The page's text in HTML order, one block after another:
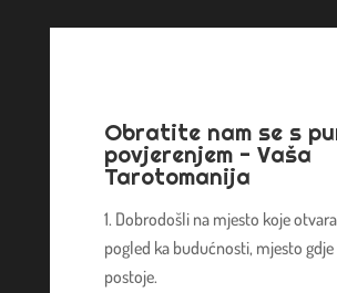
Obratite nam se s
povjerenjem - Vaša
Tarotomanija
Dobrodošli na mjesto koje
pogled ka budućnosti, mjesto
postoje.